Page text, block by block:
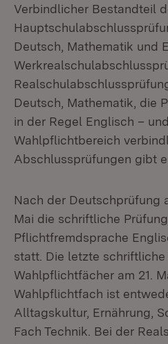
Verbindlicher Bestandteil
Deutsch, Mathematik und
Deutsch, Mathematik, die
in der Regel Englisch –
Wahlpflichtbereich
Abschlussprüfungen gibt
Nach der Deutschprüfung
Mai die schriftliche
Pflichtfremdsprache
statt. Die letzte
Wahlpflichtfächer am 21.
Wahlpflichtfach ist
Alltagskultur, Ernährung,
Fach Technik. Bei der